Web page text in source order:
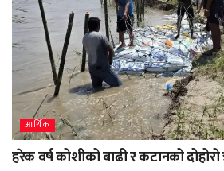
आर्थिक
हरेक वर्ष कोशीको बाढी र कटानको दोहोरो